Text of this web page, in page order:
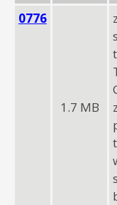
0776
1.7 MB